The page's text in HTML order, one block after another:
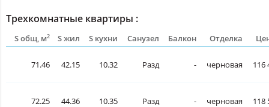
Трехкомнатные квартиры :
S общ, м2 S жил S кухни Санузел Балкон Отделка
71.46 42.15 10.32 Разд - черновая 116
72.25 44.36 10.35 Разд - черновая 118